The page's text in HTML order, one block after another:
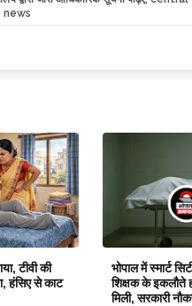
टीवी की
हंसिए से काट
भोपाल में स्मार्ट
शिक्षक के इकलौते
मिली, सरकारी